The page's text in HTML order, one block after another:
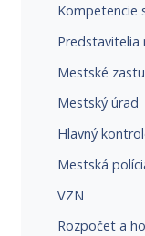
Kompetencie
Predstavitelia
Mestské
Mestský úrad
Hlavný
Mestská
VZN
Rozpočet a